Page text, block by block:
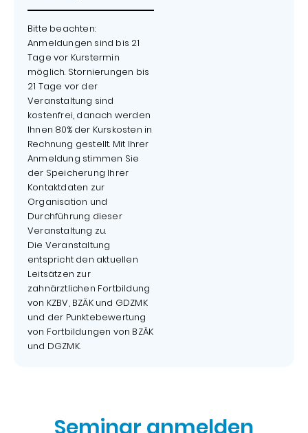
Bitte beachten:
Anmeldungen sind bis 21
Tage vor Kurstermin
möglich. Stornierungen bis
21 Tage vor der
Veranstaltung sind
kostenfrei, danach werden
Ihnen 80% der Kurskosten in
Rechnung gestellt. Mit Ihrer
Anmeldung stimmen Sie
der Speicherung Ihrer
Kontaktdaten zur
Organisation und
Durchführung dieser
Veranstaltung zu.
Die Veranstaltung
entspricht den aktuellen
Leitsätzen zur
zahnärztlichen Fortbildung
von KZBV, BZÄK und GDZMK
und der Punktebewertung
von Fortbildungen von BZÄK
und DGZMK.
Seminar anmelden